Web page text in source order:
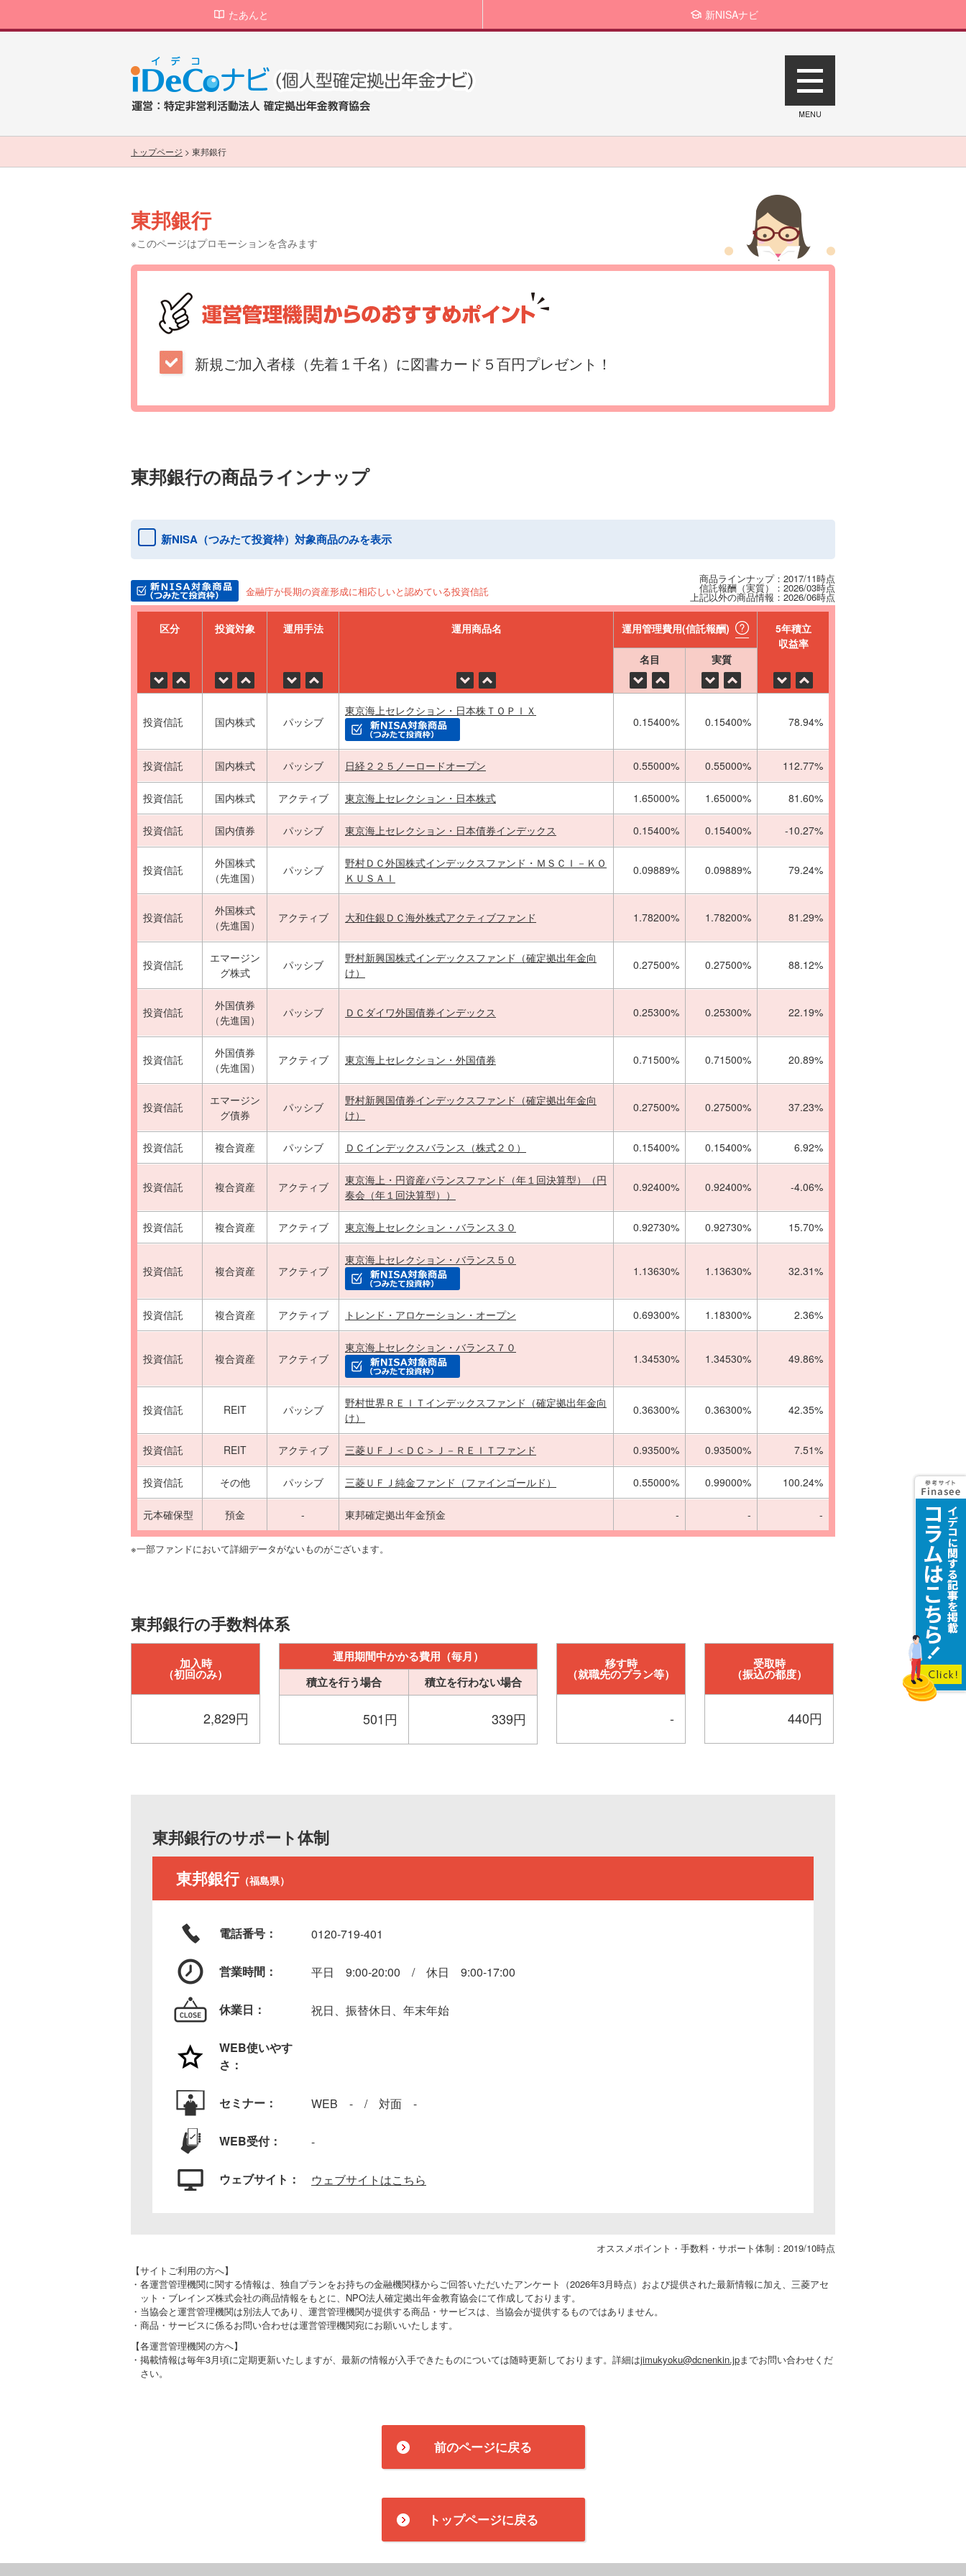
たあんと 新NISAナビ
トップページ > 東邦銀行
東邦銀行
※このページはプロモーションを含みます
新規ご加入者様（先着１千名）に図書カード５百円プレゼント！
東邦銀行の商品ラインナップ
新NISA（つみたて投資枠）対象商品のみを表示
商品ラインナップ：2017/11時点
信託報酬（実質）：2026/03時点
上記以外の商品情報：2026/06時点
金融庁が長期の資産形成に相応しいと認めている投資信託
区分 投資対象 運用手法 運用商品名 運用管理費用(信託報酬)
5年積立
収益率
名目
実質
投資信託 国内株式 パッシブ
東京海上セレクション・日本株ＴＯＰＩＸ
0.15400%
0.15400% 78.94%
投資信託 国内株式 パッシブ 日経２２５ノーロードオープン 0.55000% 0.55000% 112.77%
投資信託 国内株式 アクティブ 東京海上セレクション・日本株式 1.65000% 1.65000% 81.60%
投資信託 国内債券 パッシブ 東京海上セレクション・日本債券インデックス 0.15400% 0.15400% -10.27%
投資信託
外国株式
（先進国）
パッシブ
野村ＤＣ外国株式インデックスファンド・ＭＳＣＩ－ＫＯ
ＫＵＳＡＩ
0.09889% 0.09889% 79.24%
投資信託
外国株式
（先進国）
アクティブ 大和住銀ＤＣ海外株式アクティブファンド 1.78200% 1.78200% 81.29%
投資信託
エマージン
グ株式
パッシブ
野村新興国株式インデックスファンド（確定拠出年金向
け）
0.27500% 0.27500% 88.12%
投資信託
外国債券
（先進国）
パッシブ ＤＣダイワ外国債券インデックス 0.25300% 0.25300% 22.19%
投資信託
外国債券
（先進国）
アクティブ 東京海上セレクション・外国債券 0.71500% 0.71500% 20.89%
投資信託
エマージン
グ債券
パッシブ
野村新興国債券インデックスファンド（確定拠出年金向
け）
0.27500% 0.27500% 37.23%
投資信託 複合資産 パッシブ ＤＣインデックスバランス（株式２０） 0.15400% 0.15400% 6.92%
投資信託 複合資産 アクティブ
東京海上・円資産バランスファンド（年１回決算型）（円
奏会（年１回決算型））
0.92400% 0.92400% -4.06%
投資信託 複合資産 アクティブ 東京海上セレクション・バランス３０ 0.92730% 0.92730% 15.70%
投資信託 複合資産 アクティブ
東京海上セレクション・バランス５０
1.13630%
1.13630% 32.31%
投資信託 複合資産 アクティブ トレンド・アロケーション・オープン 0.69300% 1.18300% 2.36%
投資信託 複合資産 アクティブ
東京海上セレクション・バランス７０
1.34530%
1.34530% 49.86%
投資信託 REIT パッシブ
野村世界ＲＥＩＴインデックスファンド（確定拠出年金向
け）
0.36300% 0.36300% 42.35%
投資信託 REIT アクティブ 三菱ＵＦＪ＜ＤＣ＞Ｊ－ＲＥＩＴファンド 0.93500% 0.93500% 7.51%
投資信託 その他 パッシブ 三菱ＵＦＪ純金ファンド（ファインゴールド） 0.55000% 0.99000% 100.24%
元本確保型 預金 - 東邦確定拠出年金預金 - - -
※一部ファンドにおいて詳細データがないものがございます。
東邦銀行の手数料体系
加入時
（初回のみ）
2,829円
運用期間中かかる費用（毎月）
積立を行う場合
積立を行わない場合
501円 339円
移す時
（就職先のプラン等）
-
受取時
（振込の都度）
440円
東邦銀行のサポート体制
東邦銀行（福島県）
電話番号： 0120-719-401
営業時間： 平日 9:00-20:00 / 休日 9:00-17:00
休業日： 祝日、振替休日、年末年始
WEB使いやす
さ：
セミナー： WEB - / 対面 -
WEB受付： -
ウェブサイト： ウェブサイトはこちら
オススメポイント・手数料・サポート体制：2019/10時点
【サイトご利用の方へ】
・各運営管理機関に関する情報は、独自プランをお持ちの金融機関様からご回答いただいたアンケート（2026年3月時点）および提供された最新情報に加え、三菱アセ
ット・ブレインズ株式会社の商品情報をもとに、NPO法人確定拠出年金教育協会にて作成しております。
・当協会と運営管理機関は別法人であり、運営管理機関が提供する商品・サービスは、当協会が提供するものではありません。
・商品・サービスに係るお問い合わせは運営管理機関宛にお願いいたします。
【各運営管理機関の方へ】
・掲載情報は毎年3月頃に定期更新いたしますが、最新の情報が入手できたものについては随時更新しております。詳細はjimukyoku@dcnenkin.jpまでお問い合わせくだ
さい。
前のページに戻る
トップページに戻る